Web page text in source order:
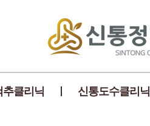
클리닉 신통도수클리닉